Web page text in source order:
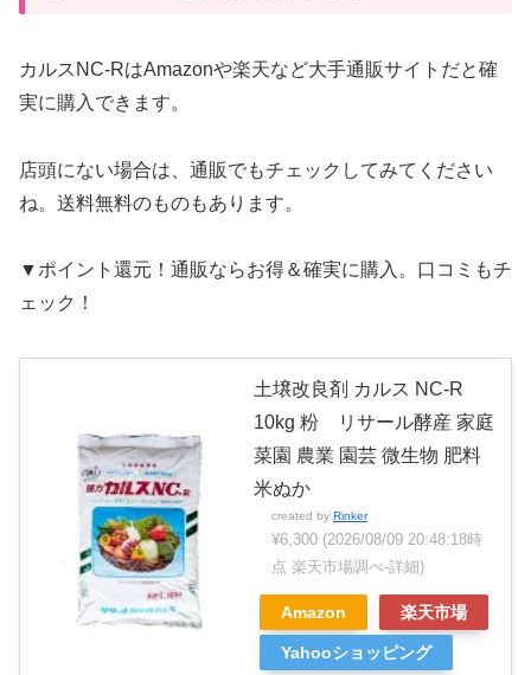
カルスNC-RはAmazonや楽天など大手通販サイトだと確
実に購入できます。
店頭にない場合は、通販でもチェックしてみてください
ね。送料無料のものもあります。
▼ポイント還元！通販ならお得＆確実に購入。口コミもチ
ェック！
土壌改良剤 カルス NC-R
10kg 粉 リサール酵産 家庭
菜園 農業 園芸 微生物 肥料
米ぬか
created by Rinker
¥6,300 (2026/08/09 20:48:18時
点 楽天市場調べ-詳細)
Amazon 楽天市場
Yahooショッピング